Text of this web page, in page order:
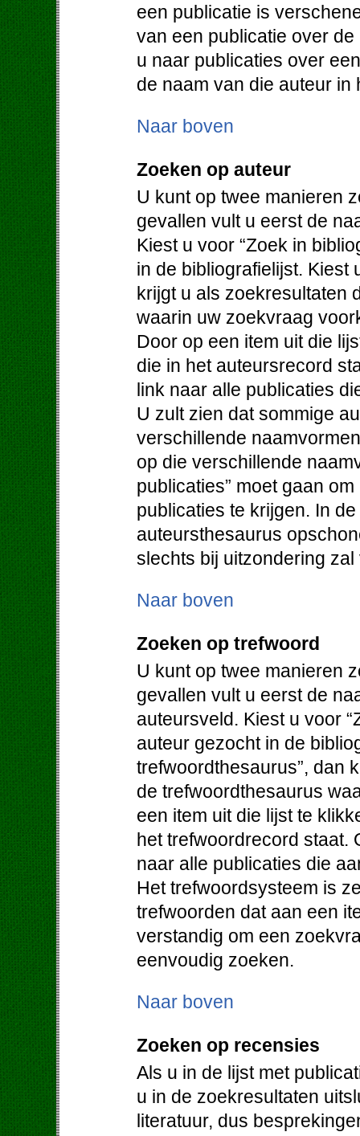
een publicatie is
van een publicatie over
u naar publicaties over
de naam van die auteur in
Naar boven
Zoeken op auteur
U kunt op twee manieren
gevallen vult u eerst de
Kiest u voor “Zoek in
in de bibliografielijst. Kiest
krijgt u als zoekresultaten
waarin uw zoekvraag
Door op een item uit die
die in het auteursrecord
link naar alle publicaties
U zult zien dat sommige
verschillende
op die verschillende
publicaties” moet gaan
publicaties te krijgen. In
auteursthesaurus
slechts bij uitzondering
Naar boven
Zoeken op trefwoord
U kunt op twee manieren
gevallen vult u eerst de
auteursveld. Kiest u voor
auteur gezocht in de
trefwoordthesaurus”, dan
de trefwoordthesaurus
een item uit die lijst te
het trefwoordrecord staat.
naar alle publicaties die
Het trefwoordsysteem is
trefwoorden dat aan een
verstandig om een
eenvoudig zoeken.
Naar boven
Zoeken op recensies
Als u in de lijst met
u in de zoekresultaten
literatuur, dus